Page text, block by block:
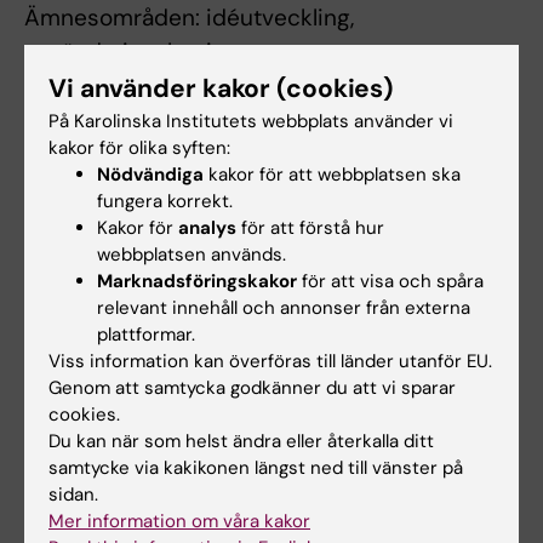
Ämnesområden: idéutveckling,
användarinvolvering,
affärs/verksamhetsutveckling, integration,
samarbete, kommunikation, designmetodik,
pu-processer inklusive planering.
Arbetsformer
I kursen ingår olika arbetsformer, föreläsningar,
interdisciplinärt grupparbete med
utvecklingsprojekt, praktikbesök hos
uppdragsgivarna, individuella
reflektionsuppgifter samt skriftlig slutrapport
och presentation för uppdragsgivarna.
Examination
Vi använder kakor (cookies)
På Karolinska Institutets webbplats använder vi
kakor för olika syften:
Nödvändiga kakor för att webbplatsen ska
fungera korrekt.
Kakor för analys för att förstå hur
webbplatsen används.
Marknadsföringskakor för att visa och spåra
relevant innehåll och annonser från externa
plattformar.
Viss information kan överföras till länder utanför EU.
Genom att samtycka godkänner du att vi sparar
cookies.
Du kan när som helst ändra eller återkalla ditt
samtycke via kakikonen längst ned till vänster på
sidan.
Mer information om våra kakor